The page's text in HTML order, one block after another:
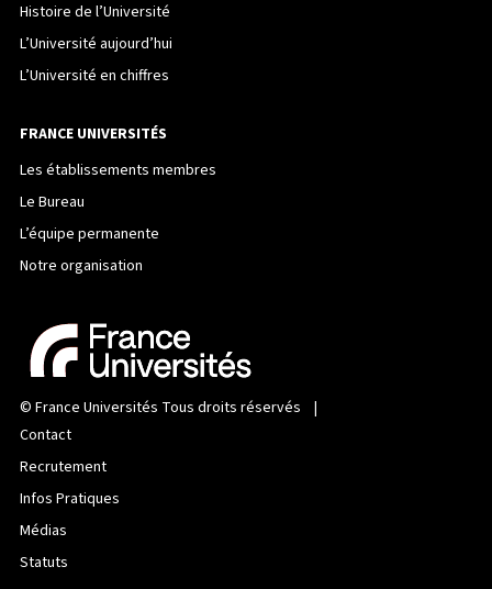
Histoire de l’Université
L’Université aujourd’hui
L’Université en chiffres
FRANCE UNIVERSITÉS
Les établissements membres
Le Bureau
L’équipe permanente
Notre organisation
© France Universités Tous droits réservés |
Contact
Recrutement
Infos Pratiques
Médias
Statuts